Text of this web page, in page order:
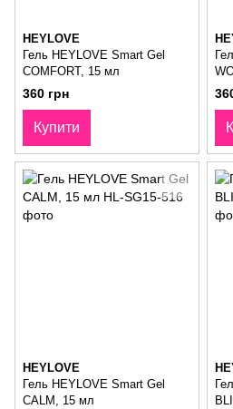
HEYLOVE
Гель HEYLOVE Smart Gel
COMFORT, 15 мл
360 грн
Купити
HEYLOVE
Гель HEYLOVE Smart Gel
CALM, 15 мл